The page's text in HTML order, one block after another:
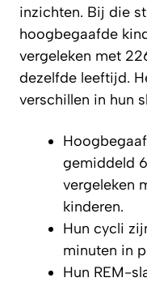
inzichten. Bij die
hoogbegaafde
vergeleken met
dezelfde leeftijd.
verschillen in hun
gemiddeld
vergeleken
kinderen.
Hun cycli
minuten in
Hun REM-